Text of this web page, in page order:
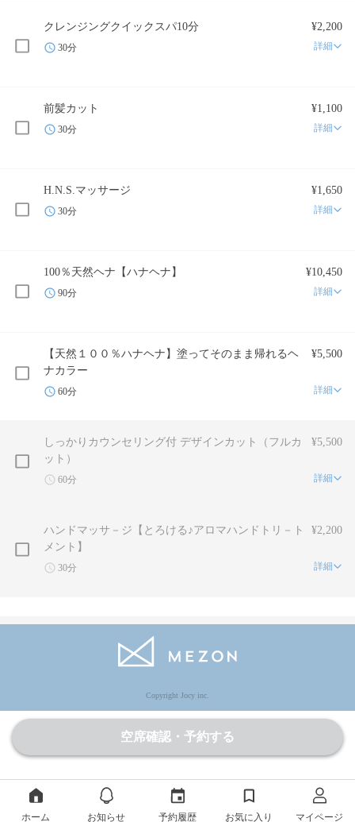
クレンジングクイックスパ10分 ¥2,200
30分 詳細
前髪カット ¥1,100
30分 詳細
H.N.S.マッサージ ¥1,650
30分 詳細
100％天然ヘナ【ハナヘナ】 ¥10,450
90分 詳細
【天然１００％ハナヘナ】塗ってそのまま帰れるヘ
ナカラー
¥5,500
60分 詳細
しっかりカウンセリング付 デザインカット（フルカ
ット）
¥5,500
60分 詳細
ハンドマッサ－ジ【とろける♪アロマハンドトリ－ト
メント】
¥2,200
30分 詳細
空席確認・予約する
Copyright Jocy inc.
ホーム お知らせ 予約履歴 お気に入り マイページ